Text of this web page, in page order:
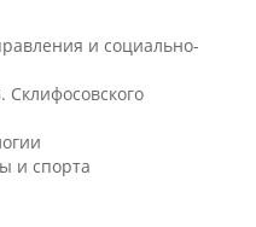
и социально-
и спорта